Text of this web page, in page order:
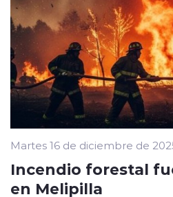
Martes 16 de diciembre de
Incendio forestal
en Melipilla